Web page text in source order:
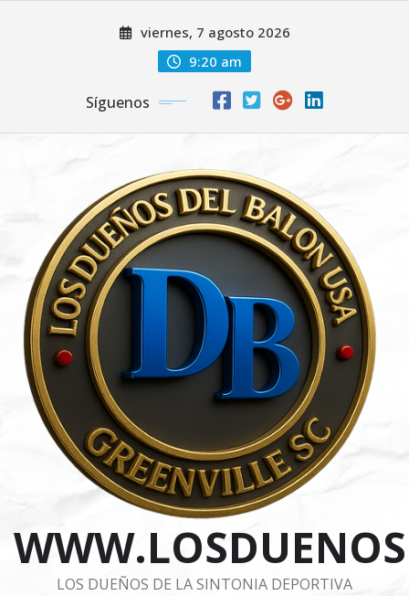
viernes, 7 agosto 2026
9:20 am
Síguenos
LOS DUEÑOS DE LA SINTONIA DEPORTIVA